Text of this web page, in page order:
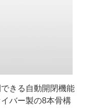
きる自動開閉機能
バー製の8本骨構